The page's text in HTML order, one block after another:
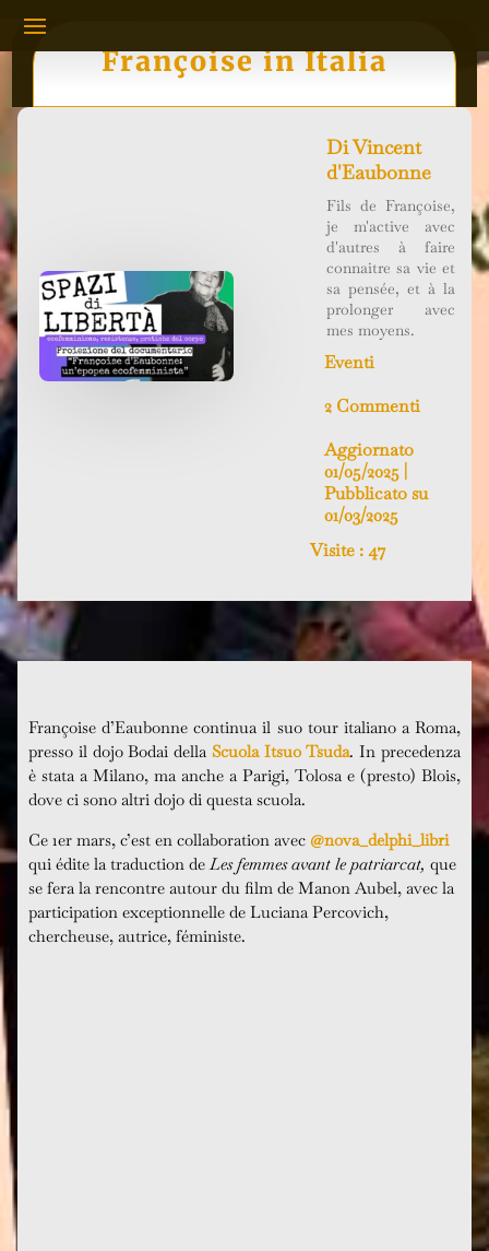
Françoise in Italia
DiVincent
d'Eaubonne
Fils de Françoise,
je m'active avec
d'autres à faire
connaitre sa vie et
sa pensée, et à la
prolonger avec
mes moyens.
Eventi
2 Commenti
Aggiornato
01/05/2025 |
Pubblicato su
01/03/2025
Visite : 47
Françoise d’Eaubonne continua il suo tour italiano a Roma,
presso il dojo Bodai della Scuola Itsuo Tsuda. In precedenza
è stata a Milano, ma anche a Parigi, Tolosa e (presto) Blois,
dove ci sono altri dojo di questa scuola.
Ce 1er mars, c’est en collaboration avec @nova_delphi_libri
qui édite la traduction deLes femmes avant le patriarcat,que
se fera la rencontre autour du film de Manon Aubel, avec la
participation exceptionnelle de Luciana Percovich,
chercheuse, autrice, féministe.